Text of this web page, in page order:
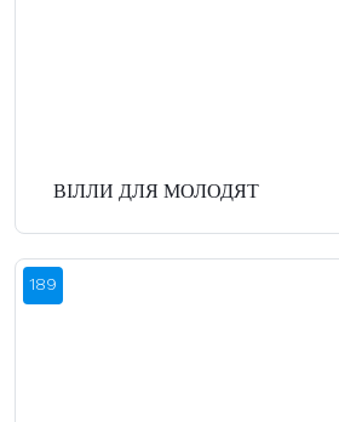
ВІЛЛИ ДЛЯ МОЛОДЯТ
189